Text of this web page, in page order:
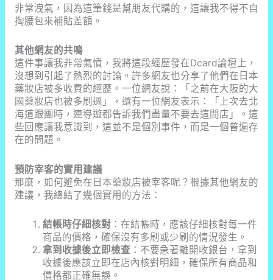
非常洩氣，因為這筆錢是幫朋友代購的，這讓我不得不自
掏腰包來補貼差額。
其他網友的共鳴
這件事讓我非常氣憤，我將這段經歷發在Dcard論壇上，
沒想到引起了熱烈的討論。許多網友也分享了他們在日本
藥妝店被多收費的經歷。一位網友說：「之前在大阪的大
國藥妝店也被多刷過」，還有一位網友表示：「上次去北
海道跟團時，連導遊都告訴我們盡量不要去這間店」。這
些回應讓我意識到，這並不是個別事件，而是一個普遍存
在的問題。
預防宰客的實用建議
那麼，如何避免在日本藥妝店被宰客呢？根據其他網友的
建議，我總結了幾個實用的方法：
結帳時仔細核對 ：在結帳時，應該仔細核對每一件
商品的價格，確保沒有多刷或少刷的情況發生。
拿到收據後立即檢查 ：不要急著離開收銀台，拿到
收據後應該立即在店內核對明細，確保所有商品和
價格都正確無誤。